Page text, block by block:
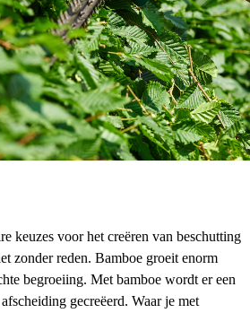
keuzes voor het creëren van beschutting
zonder reden. Bamboe groeit enorm
begroeiing. Met bamboe wordt er een
gecreëerd. Waar je met